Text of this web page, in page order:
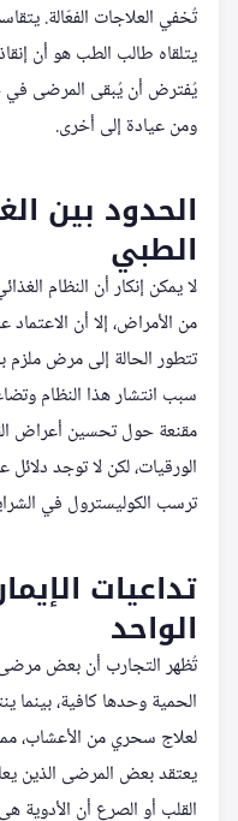
تُخفي العلاجات الفعّالة.
يتلقاه طالب الطب هو أن
يُفترض أن يُبقى المرضى في
ومن عيادة إلى أخرى.
الحدود بين
الطبي
لا يمكن إنكار أن النظام
من الأمراض، إلا أن
تتطور الحالة إلى مرض
سبب انتشار هذا النظام
مقنعة حول تحسين أعراض
الورقيات، لكن لا توجد
ترسب الكوليسترول في
تداعيات
الواحد
تُظهر التجارب أن بعض
الحمية وحدها كافية، بينما
لعلاج سحري من الأعشاب،
يعتقد بعض المرضى الذين
القلب أو الصرع أن